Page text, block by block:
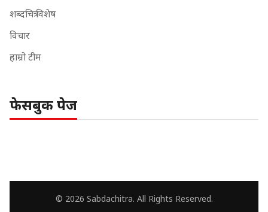
शब्दचित्र विशेष
विचार
हाम्रो टीम
फेसबुक पेज
© 2026 Sabdachitra. All Rights Reserved.